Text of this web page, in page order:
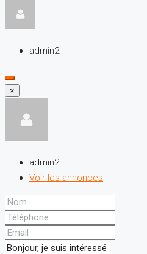
admin2
×
admin2
Voir les annonces